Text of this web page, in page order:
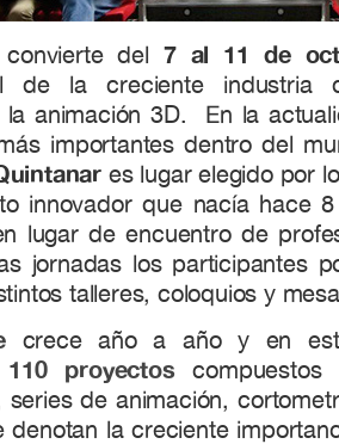
del 7 al 11 de
de la creciente industria
la animación 3D. En la
importantes dentro del
es lugar elegido por
innovador que nacía hace
lugar de encuentro de
jornadas los participantes
talleres, coloquios y
crece año a año y en
110 proyectos
compuestos
series de animación,
denotan la creciente